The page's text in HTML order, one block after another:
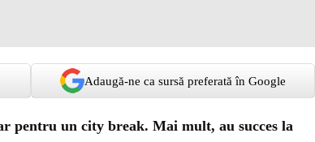
Adaugă-ne ca sursă preferată în Google
pentru un city break. Mai mult, au succes la